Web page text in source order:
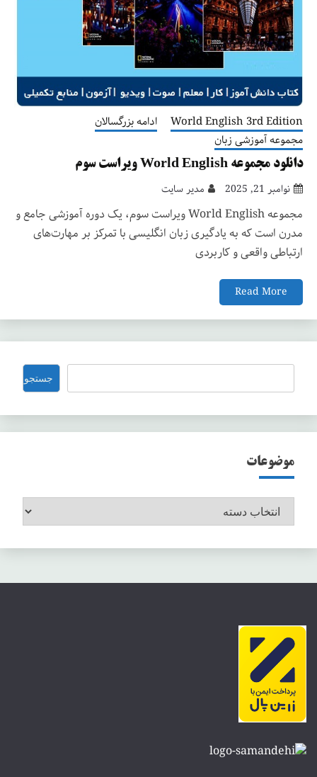
World English 3rd Edition
ادامه بزرگسالان
مجموعه آموزشی زبان
دانلود مجموعه World English ویراست سوم
نوامبر 21, 2025 مدیر سایت
مجموعه World English ویراست سوم، یک دوره آموزشی جامع و
مدرن است که به یادگیری زبان انگلیسی با تمرکز بر مهارت‌های
ارتباطی واقعی و کاربردی
Read More
جستجو جستجو
موضوعات
موضوعات